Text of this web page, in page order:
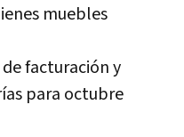
muebles
facturación y
para octubre